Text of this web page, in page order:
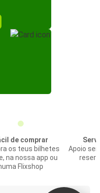
de comprar
os teus bilhetes
na nossa app ou
Flixshop
Apoio